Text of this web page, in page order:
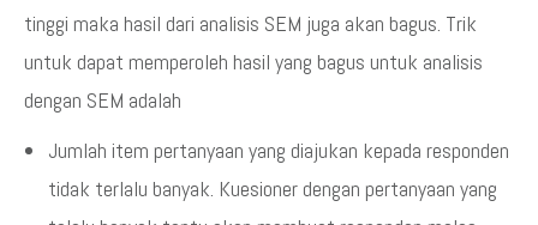
tinggi maka hasil dari analisis SEM juga akan bagus. Trik
untuk dapat memperoleh hasil yang bagus untuk analisis
dengan SEM adalah
Jumlah item pertanyaan yang diajukan kepada responden
tidak terlalu banyak. Kuesioner dengan pertanyaan yang